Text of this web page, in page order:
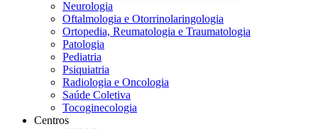
Neurologia
Oftalmologia e Otorrinolaringologia
Ortopedia, Reumatologia e Traumatologia
Patologia
Pediatria
Psiquiatria
Radiologia e Oncologia
Saúde Coletiva
Tocoginecologia
Centros